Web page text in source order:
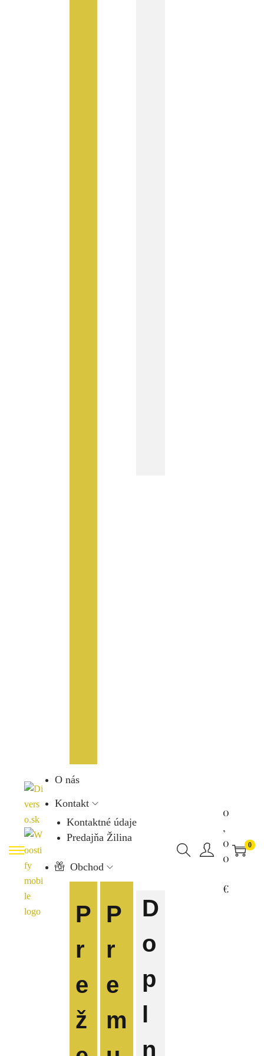
O nás
Kontakt
Kontaktné údaje
Predajňa Žilina
Obchod
P
r
e
ž
P
r
e
m
D
o
p
l
n
0
,
0
0
€
0